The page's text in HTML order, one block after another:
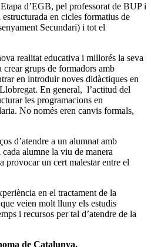
d’EGB, pel professorat de BUP i
en cicles formatius de
Secundari) i tot el
realitat educativa i millorés la seva
grups de formadors amb
en introduir noves didàctiques en
En general, l’actitud del
les programacions en
No només eren canvis formals,
d’atendre a un alumnat amb
alumne la viu de manera
provocar un cert malestar entre el
en el tractament de la
veien molt lluny els estudis
i recursos per tal d’atendre de la
de Catalunya.